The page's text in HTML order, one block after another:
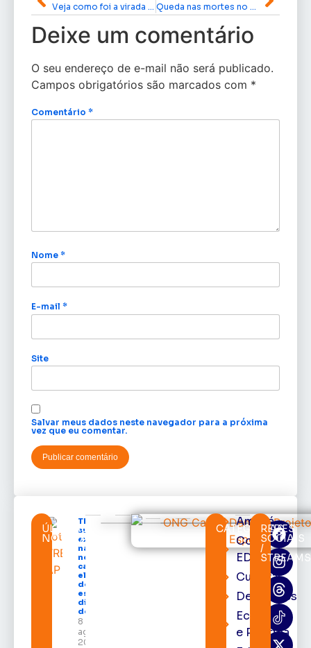
Deixe um comentário
O seu endereço de e-mail não será publicado.
Campos obrigatórios são marcados com *
Comentário *
Nome *
E-mail *
Site
Salvar meus dados neste navegador para a próxima
vez que eu comentar.
ÚLTIMAS
NOTÍCIAS
TRE-AP
suspende
expediente
na sede e
nos
cartórios
eleitorais
de todo o
estado nos
dias 10 e 11
de agosto
8 de
agosto de
2026
CATEGORIAS
Amapá
Cortes
EDcast
Cultura
Destaques
Economia
e Política
REDES
SOCIAIS
/
STREAMS